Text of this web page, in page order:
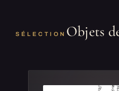
SÉLECTION Objets